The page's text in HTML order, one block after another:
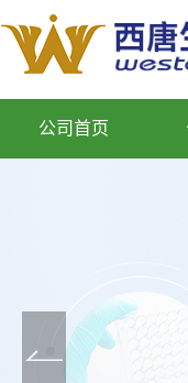
公司首页